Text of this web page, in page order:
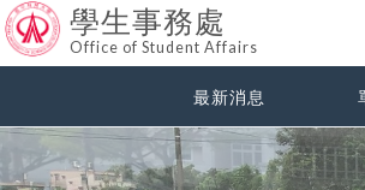
學生事務處
Office of Student Affairs
最新消息